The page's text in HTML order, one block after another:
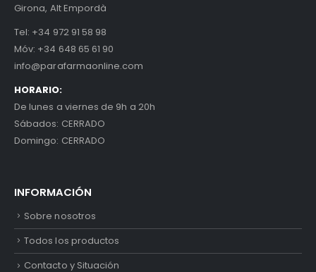
Girona, Alt Empordà
Tel: +34 972 91 58 98
Móv: +34 648 65 61 90
info@parafarmaonline.com
HORARIO:
De lunes a viernes de 9h a 20h
Sábados: CERRADO
Domingo: CERRADO
INFORMACIÓN
Sobre nosotros
Todos los productos
Contacto y Situación